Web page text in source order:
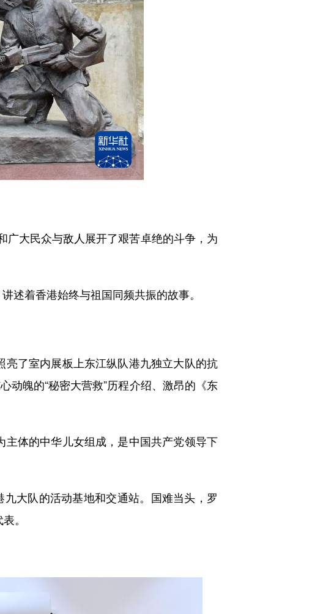
大民众与敌人展开了艰苦卓绝的斗争，为
着香港始终与祖国同频共振的故事。
了室内展板上东江纵队港九独立大队的抗
动魄的“秘密大营救”历程介绍、激昂的《东
体的中华儿女组成，是中国共产党领导下
大队的活动基地和交通站。国难当头，罗
。